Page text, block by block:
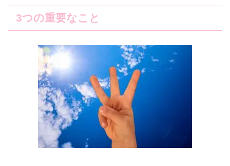
3つの重要なこと